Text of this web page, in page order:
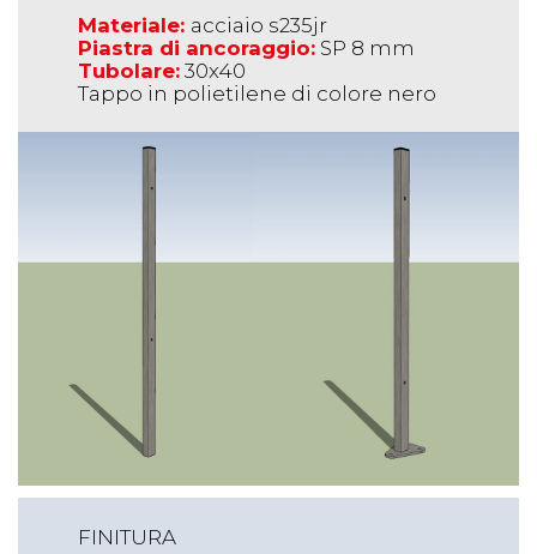
Materiale: acciaio s235jr
Piastra di ancoraggio: SP 8 mm
Tubolare: 30x40
Tappo in polietilene di colore nero
FINITURA